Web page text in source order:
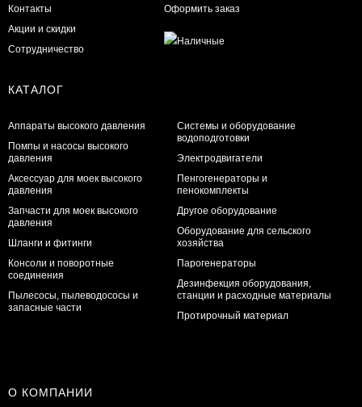
Контакты
Акции и скидки
Сотрудничество
Оформить заказ
КАТАЛОГ
Аппараты высокого давления
Помпы и насосы высокого
давления
Аксессуар для моек высокого
давления
Запчасти для моек высокого
давления
Шланги и фитинги
Консоли и поворотные
соединения
Пылесосы, пылеводососы и
запасные части
Системы и оборудование
водоподготовки
Электродвигатели
Пенгогенераторы и
пенокомплекты
Другое оборудование
Оборудование для сельского
хозяйства
Парогенераторы
Дезинфекция оборудования,
станции и расходные материалы
Протирочный материал
О КОМПАНИИ